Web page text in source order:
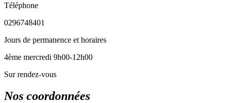
Téléphone
0296748401
Jours de permanence et horaires
4ème mercredi 9h00-12h00
Sur rendez-vous
Nos coordonnées